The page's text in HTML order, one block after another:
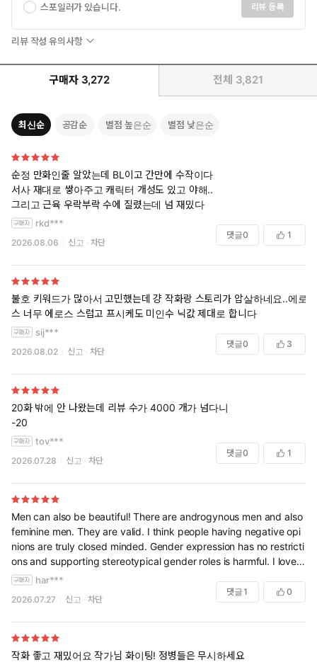
스포일러가 있습니다. 리뷰 등록
리뷰 작성 유의사항
구매자 3,272 전체 3,821
최신순 공감순 별점 높은순 별점 낮은순
순정 만화인줄 알았는데 BL이고 간만에 수작이다
서사 재대로 쌓아주고 캐릭터 개성도 있고 야해..
그리고 근육 우락부락 수에 질렸는데 넘 재밌다
rkd***
2026.08.06 신고 차단
댓글0 1
불호 키워드가 많아서 고민했는데 걍 작화랑 스토리가 압살하네요..에로
스 너무 에로스 스럽고 프시케도 미인수 닉값 제대로 합니다
sij***
2026.08.02 신고 차단
댓글0 3
20화 밖에 안 나왔는데 리뷰 수가 4000 개가 넘다니
-20
tov***
2026.07.28 신고 차단
댓글0 1
Men can also be beautiful! There are androgynous men and also
feminine men. They are valid. I think people having negative opi
nions are truly closed minded. Gender expression has no restricti
ons and supporting stereotypical gender roles is harmful. I love t
he art and beauty of Psyche. He is hiding his true self. It makes s
ense he’s called princess and seen as a woman because that’s th
e point :) but even if he wasn’t, he’s still a beauful man. Feminine
men have always been in BL. Too many people don’t know BL hi
story. Well, keep fighting author! I’ll always support you.
har***
2026.07.27 신고 차단
댓글 1 0
작화 좋고 재밌어요 작가님 화이팅! 정병들은 무시하세요